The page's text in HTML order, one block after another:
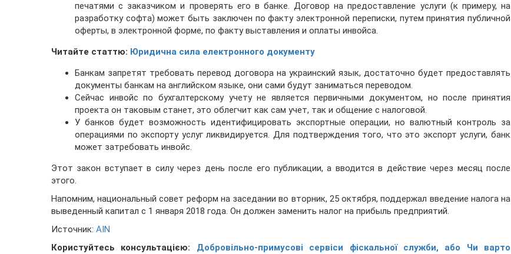
печатями с заказчиком и проверять его в банке. Договор на предоставление услуги (к примеру, на
разработку софта) может быть заключен по факту электронной переписки, путем принятия публичной
оферты, в электронной форме, по факту выставления и оплаты инвойса.
Читайте статтю: Юридична сила електронного документу
Банкам запретят требовать перевод договора на украинский язык, достаточно будет предоставлять
документы банкам на английском языке, они сами будут заниматься переводом.
Сейчас инвойс по бухгалтерскому учету не является первичными документом, но после принятия
проекта он таковым станет, это облегчит как сам учет, так и общение с налоговой.
У банков будет возможность идентифицировать экспортные операции, но валютный контроль за
операциями по экспорту услуг ликвидируется. Для подтверждения того, что это экспорт услуги, банк
может затребовать инвойс.
Этот закон вступает в силу через день после его публикации, а вводится в действие через месяц после
этого.
Напомним, национальный совет реформ на заседании во вторник, 25 октября, поддержал введение налога на
выведенный капитал с 1 января 2018 года. Он должен заменить налог на прибыль предприятий.
Источник: AIN
Користуйтесь консультацією: Добровільно-примусові сервіси фіскальної служби, або Чи варто